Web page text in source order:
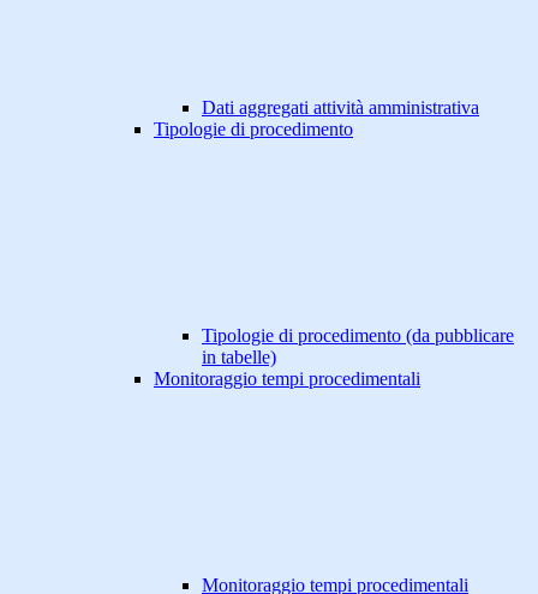
Dati aggregati attività amministrativa
Tipologie di procedimento
Tipologie di procedimento (da pubblicare
in tabelle)
Monitoraggio tempi procedimentali
Monitoraggio tempi procedimentali